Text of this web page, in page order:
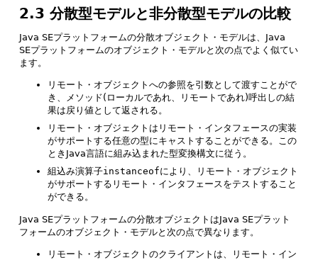
2.3 分散型モデルと非分散型モデルの比較
Java SEプラットフォームの分散オブジェクト・モデルは、Java
SEプラットフォームのオブジェクト・モデルと次の点でよく似てい
ます。
リモート・オブジェクトへの参照を引数として渡すことがで
き、メソッド(ローカルであれ、リモートであれ)呼出しの結
果は戻り値として返される。
リモート・オブジェクトはリモート・インタフェースの実装
がサポートする任意の型にキャストすることができる。この
ときJava言語に組み込まれた型変換構文に従う。
組込み演算子instanceofにより、リモート・オブジェクト
がサポートするリモート・インタフェースをテストすること
ができる。
Java SEプラットフォームの分散オブジェクトはJava SEプラット
フォームのオブジェクト・モデルと次の点で異なります。
リモート・オブジェクトのクライアントは、リモート・イン